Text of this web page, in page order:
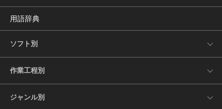
用語辞典
ソフト別
作業工程別
ジャンル別